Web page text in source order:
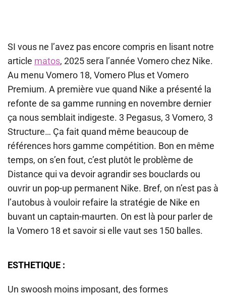
SI vous ne l’avez pas encore compris en lisant notre
article matos, 2025 sera l’année Vomero chez Nike.
Au menu Vomero 18, Vomero Plus et Vomero
Premium. A première vue quand Nike a présenté la
refonte de sa gamme running en novembre dernier
ça nous semblait indigeste. 3 Pegasus, 3 Vomero, 3
Structure… Ça fait quand même beaucoup de
références hors gamme compétition. Bon en même
temps, on s’en fout, c’est plutôt le problème de
Distance qui va devoir agrandir ses bouclards ou
ouvrir un pop-up permanent Nike. Bref, on n’est pas à
l’autobus à vouloir refaire la stratégie de Nike en
buvant un captain-maurten. On est là pour parler de
la Vomero 18 et savoir si elle vaut ses 150 balles.
ESTHETIQUE :
Un swoosh moins imposant, des formes